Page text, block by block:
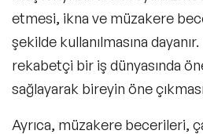
etmesi, ikna ve müzakere
şekilde kullanılmasına
rekabetçi bir iş dünyasında
sağlayarak bireyin öne
Ayrıca, müzakere becerileri,